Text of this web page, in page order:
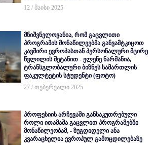
12 / მაისი 2025
მნიშვნელოვანია, რომ გაცვლითი
პროგრამის მონაწილეებმა განვამტკიცოთ
კავშირი ევროპასთან პერსონალური მცირე
წვლილის შეტანით - ელენე ნარმანია,
ტრანსგლობალური ბიზნეს სამართლის
ფაკულტეტის სტუდენტი (ფოტო)
27 / თებერვალი 2025
პროფესიის არჩევაში განსაკუთრებული
როლი ითამაშა გაცვლით პროგრამებში
მონაწილეობამ, - ზუგდიდელი ანა
კვარაცხელია ევროპულ გამოცდილებაზე